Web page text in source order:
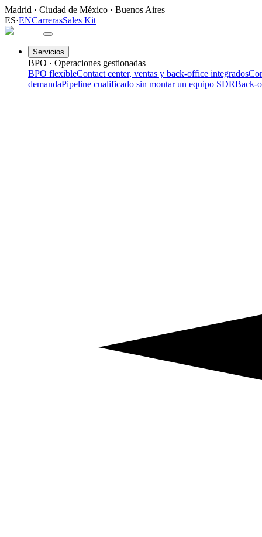
Madrid · Ciudad de México · Buenos Aires
ES·ENCarrerasSales Kit
Servicios
BPO · Operaciones gestionadas
BPO flexibleContact center, ventas y back-office integrados
demandaPipeline cualificado sin montar un equipo SDRBack-